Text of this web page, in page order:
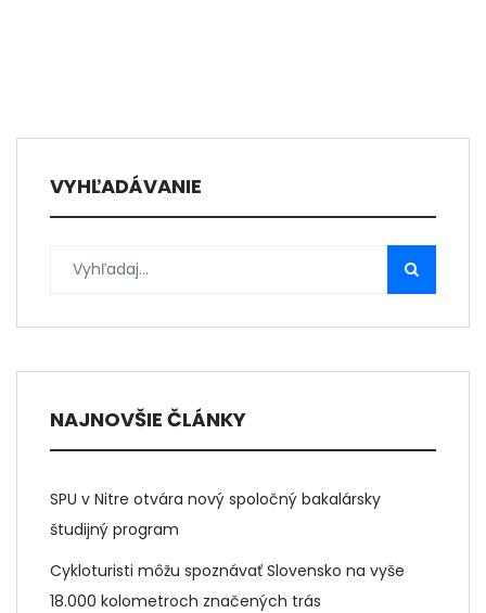
VYHĽADÁVANIE
NAJNOVŠIE ČLÁNKY
SPU v Nitre otvára nový spoločný bakalársky
študijný program
Cykloturisti môžu spoznávať Slovensko na vyše
18.000 kolometroch značených trás